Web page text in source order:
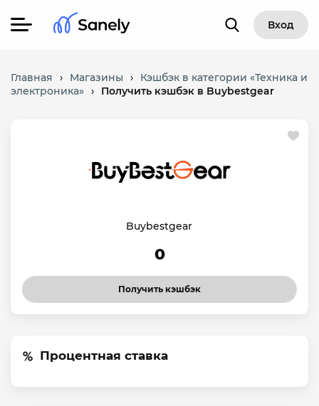
Вход
Главная › Магазины ›
Кэшбэк в категории «Техника и
электроника» › Получить кэшбэк в Buybestgear
Buybestgear
0
Получить кэшбэк
Процентная ставка